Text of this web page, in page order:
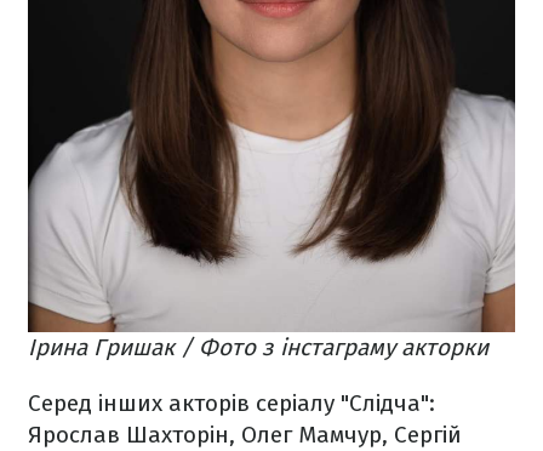
Ірина Гришак / Фото з інстаграму акторки
Серед інших акторів серіалу "Слідча":
Ярослав Шахторін, Олег Мамчур, Сергій